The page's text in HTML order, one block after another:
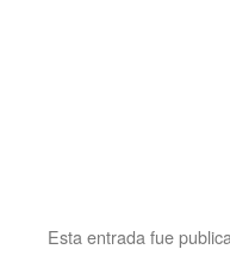
Esta entrada fue